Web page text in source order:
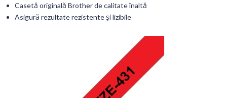
Casetă originală Brother de calitate înaltă
Asigură rezultate rezistente și lizibile